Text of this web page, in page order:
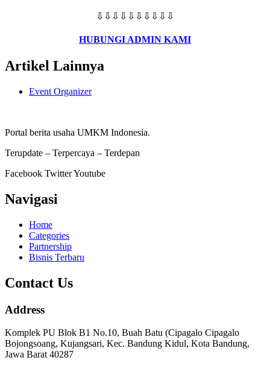
⇩⇩⇩⇩⇩⇩⇩⇩⇩⇩
HUBUNGI ADMIN KAMI
Artikel Lainnya
Event Organizer
Portal berita usaha UMKM Indonesia.
Terupdate – Terpercaya – Terdepan
Facebook TwitterYoutube
Navigasi
Home
Categories
Partnership
Bisnis Terbaru
Contact Us
Address
Komplek PU Blok B1 No.10, Buah Batu (Cipagalo Cipagalo
Bojongsoang, Kujangsari, Kec. Bandung Kidul, Kota Bandung,
Jawa Barat 40287